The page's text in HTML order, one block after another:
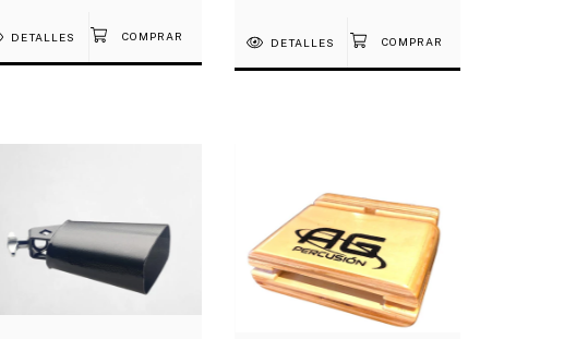
DETALLES DETALLES